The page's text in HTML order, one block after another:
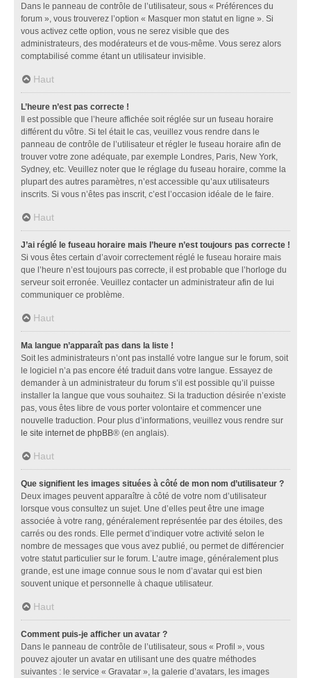
Dans le panneau de contrôle de l’utilisateur, sous « Préférences du
forum », vous trouverez l’option « Masquer mon statut en ligne ». Si
vous activez cette option, vous ne serez visible que des
administrateurs, des modérateurs et de vous-même. Vous serez alors
comptabilisé comme étant un utilisateur invisible.
Haut
L’heure n’est pas correcte !
Il est possible que l’heure affichée soit réglée sur un fuseau horaire
différent du vôtre. Si tel était le cas, veuillez vous rendre dans le
panneau de contrôle de l’utilisateur et régler le fuseau horaire afin de
trouver votre zone adéquate, par exemple Londres, Paris, New York,
Sydney, etc. Veuillez noter que le réglage du fuseau horaire, comme la
plupart des autres paramètres, n’est accessible qu’aux utilisateurs
inscrits. Si vous n’êtes pas inscrit, c’est l’occasion idéale de le faire.
Haut
J’ai réglé le fuseau horaire mais l’heure n’est toujours pas correcte !
Si vous êtes certain d’avoir correctement réglé le fuseau horaire mais
que l’heure n’est toujours pas correcte, il est probable que l’horloge du
serveur soit erronée. Veuillez contacter un administrateur afin de lui
communiquer ce problème.
Haut
Ma langue n’apparaît pas dans la liste !
Soit les administrateurs n’ont pas installé votre langue sur le forum, soit
le logiciel n’a pas encore été traduit dans votre langue. Essayez de
demander à un administrateur du forum s’il est possible qu’il puisse
installer la langue que vous souhaitez. Si la traduction désirée n’existe
pas, vous êtes libre de vous porter volontaire et commencer une
nouvelle traduction. Pour plus d’informations, veuillez vous rendre sur
le site internet de phpBB® (en anglais).
Haut
Que signifient les images situées à côté de mon nom d’utilisateur ?
Deux images peuvent apparaître à côté de votre nom d’utilisateur
lorsque vous consultez un sujet. Une d’elles peut être une image
associée à votre rang, généralement représentée par des étoiles, des
carrés ou des ronds. Elle permet d’indiquer votre activité selon le
nombre de messages que vous avez publié, ou permet de différencier
votre statut particulier sur le forum. L’autre image, généralement plus
grande, est une image connue sous le nom d’avatar qui est bien
souvent unique et personnelle à chaque utilisateur.
Haut
Comment puis-je afficher un avatar ?
Dans le panneau de contrôle de l’utilisateur, sous « Profil », vous
pouvez ajouter un avatar en utilisant une des quatre méthodes
suivantes : le service « Gravatar », la galerie d’avatars, les images